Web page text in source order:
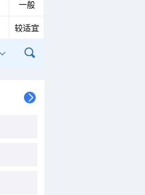
一般
较适宜